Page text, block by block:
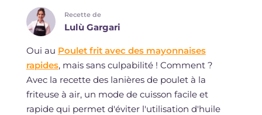
Recette de
Lulù Gargari
Oui au Poulet frit avec des mayonnaises
rapides, mais sans culpabilité ! Comment ?
Avec la recette des lanières de poulet à la
friteuse à air, un mode de cuisson facile et
rapide qui permet d'éviter l'utilisation d'huile